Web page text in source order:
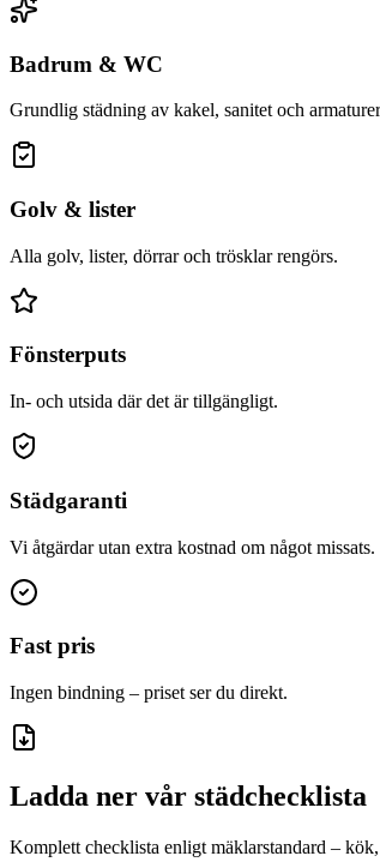
Badrum & WC
Grundlig städning av kakel, sanitet och
Golv & lister
Alla golv, lister, dörrar och trösklar rengörs.
Fönsterputs
In- och utsida där det är tillgängligt.
Städgaranti
Vi åtgärdar utan extra kostnad om något missats.
Fast pris
Ingen bindning – priset ser du direkt.
Ladda ner vår städchecklista
Komplett checklista enligt mäklarstandard –